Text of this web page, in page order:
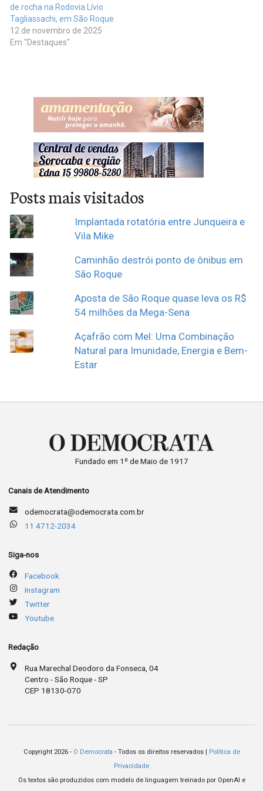
de rocha na Rodovia Lívio
Tagliassachi, em São Roque
12 de novembro de 2025
Em "Destaques"
Posts mais visitados
Implantada rotatória entre Junqueira e
Vila Mike
Caminhão destrói ponto de ônibus em
São Roque
Aposta de São Roque quase leva os R$
54 milhões da Mega-Sena
Açafrão com Mel: Uma Combinação
Natural para Imunidade, Energia e Bem-
Estar
Fundado em 1º de Maio de 1917
Canais de Atendimento
odemocrata@odemocrata.com.br
11 4712-2034
Siga-nos
Facebook
Instagram
Twitter
Youtube
Redação
Rua Marechal Deodoro da Fonseca, 04
Centro - São Roque - SP
CEP 18130-070
Copyright 2026 - O Democrata - Todos os direitos reservados | Política de
Privacidade
Os textos são produzidos com modelo de linguagem treinado por OpenAI e